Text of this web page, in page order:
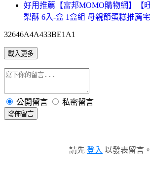
好用推薦【富邦MOMO購物網】【
梨酥 6入-盒 1盒組 母親節蛋糕推薦
32646A4A433BE1A1
載入更多
公開留言 私密留言
發佈留言
請先 登入 以發表留言。